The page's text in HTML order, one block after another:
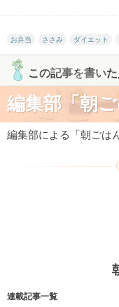
お弁当 ささみ ダイエット
この記事を書いた
編集部「朝
編集部による「朝ごは
連載記事一覧